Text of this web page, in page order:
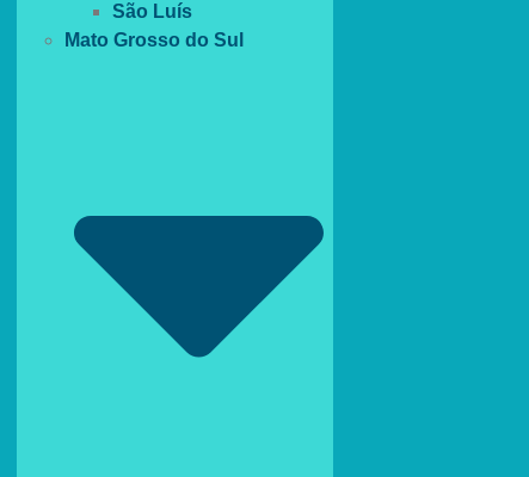
São Luís
Mato Grosso do Sul